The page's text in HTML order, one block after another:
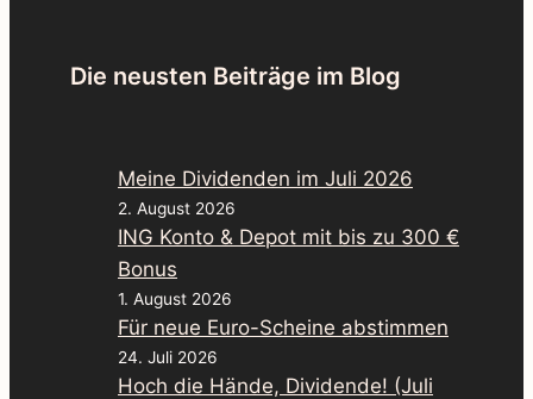
Die neusten Beiträge im Blog
Meine Dividenden im Juli 2026
2. August 2026
ING Konto & Depot mit bis zu 300 €
Bonus
1. August 2026
Für neue Euro-Scheine abstimmen
24. Juli 2026
Hoch die Hände, Dividende! (Juli